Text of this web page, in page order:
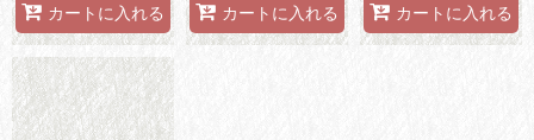
カートに入れる カートに入れる カートに入れる